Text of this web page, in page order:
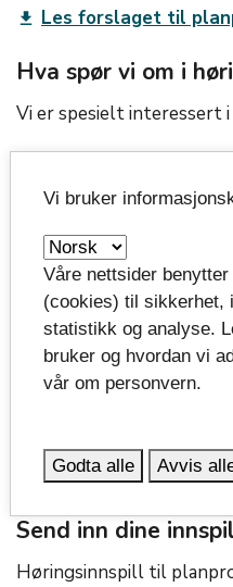
get_app Les forslaget til
Hva spør vi om i
Vi er spesielt interessert i
mangler i
Har dere forslag til
planprogrammet?
Har du eller din
som bør få større
å lage den
Er det andre temaer
Du er selvfølgelig også
andre innspill til
Send inn dine
Høringsinnspill til
Vi bruker
Våre nettsider
(cookies) til sikkerhet,
statistikk og analyse.
bruker og hvordan vi
vår om personvern.
Godta alle Avvis